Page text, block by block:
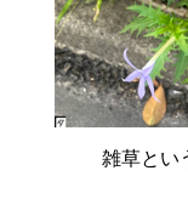
雑草とい